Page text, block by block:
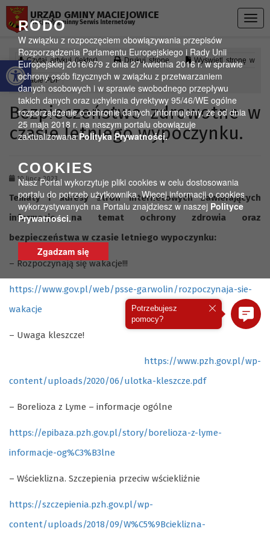
Otwórz pasek narzędzi
RODO
W związku z rozpoczęciem obowiązywania przepisów
Rozporządzenia Parlamentu Europejskiego i Rady Unii
Europejskiej 2016/679 z dnia 27 kwietnia 2016 r. w sprawie
ochrony osób fizycznych w związku z przetwarzaniem
danych osobowych i w sprawie swobodnego przepływu
takich danych oraz uchylenia dyrektywy 95/46/WE ogólne
rozporządzenie o ochronie danych, informujemy, że od dnia
25 maja 2018 r. na naszym portalu obowiązuje
zaktualizowanaPolityka Prywatności.
COOKIES
Nasz Portal wykorzytuje pliki cookies w celu dostosowania
portalu do potrzeb użytkownika. Więcej informacji o cookies
wykorzystywanych na Portalu znajdziesz w naszej Polityce
Prywatności.
Zgadzam się
URZĄD GMINY MACIEJOWICE
Oficjalny gminny Serwis Internetowy
Czytaj artykuł (lektor) Drukuj stronę Wyświetl stronę w
formacie PDF
Bezpieczeństwo zdrowotne w
czasie letniego wypoczynku.
10 lipca 2023
Tematy i adresy stron internetowych zawierających
informacje na temat ochrony zdrowia oraz
bezpieczeństwa w czasie letniego wypoczynku:
– Rozpoczynają się wakacje!!!
https://www.gov.pl/web/psse-garwolin/rozpoczynaja-sie-
wakacje
– Uwaga kleszcze!
https://www.pzh.gov.pl/wp-
content/uploads/2020/06/ulotka-kleszcze.pdf
– Borelioza z Lyme – informacje ogólne
https://epibaza.pzh.gov.pl/story/borelioza-z-lyme-
informacje-og%C3%B3lne
– Wścieklizna. Szczepienia przeciw wściekliźnie
https://szczepienia.pzh.gov.pl/wp-
content/uploads/2018/09/W%C5%9Bcieklizna-
Potrzebujesz
pomocy?